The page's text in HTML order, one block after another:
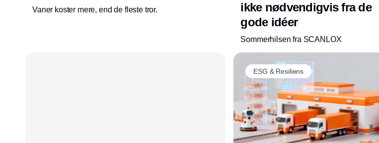
Vaner koster mere, end de fleste tror.
ikke nødvendigvis fra de
gode idéer
Sommerhilsen fra SCANLOX
ESG & Resiliens